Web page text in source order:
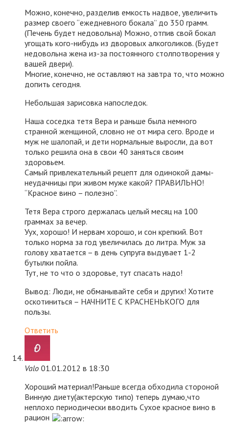
Можно, конечно, разделив емкость надвое, увеличить
размер своего “ежедневного бокала” до 350 грамм.
(Печень будет недовольна) Можно, отпив свой бокал
угощать кого-нибудь из дворовых алкоголиков. (Будет
недовольна жена из-за постоянного столпотворения у
вашей двери).
Многие, конечно, не оставляют на завтра то, что можно
допить сегодня.
Небольшая зарисовка напоследок.
Наша соседка тетя Вера и раньше была немного
странной женщиной, словно не от мира сего. Вроде и
муж не шалопай, и дети нормальные выросли, да вот
только решила она в свои 40 заняться своим
здоровьем.
Самый привлекательный рецепт для одинокой дамы-
неудачницы при живом муже какой? ПРАВИЛЬНО!
“Красное вино – полезно”.
Тетя Вера строго держалась целый месяц на 100
граммах за вечер.
Уух, хорошо! И нервам хорошо, и сон крепкий. Вот
только норма за год увеличилась до литра. Муж за
голову хватается – в день супруга выдувает 1-2
бутылки пойла.
Тут, не то что о здоровье, тут спасать надо!
Вывод: Люди, не обманывайте себя и других! Хотите
оскотиниться – НАЧНИТЕ С КРАСНЕНЬКОГО для
пользы.
Ответить
Valo 01.01.2012 в 18:30
Хороший материал!Раньше всегда обходила стороной
Винную диету(актерскую типо) теперь думаю,что
неплохо периодически вводить Сухое красное вино в
рацион